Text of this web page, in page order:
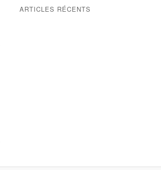
ARTICLES RÉCENTS